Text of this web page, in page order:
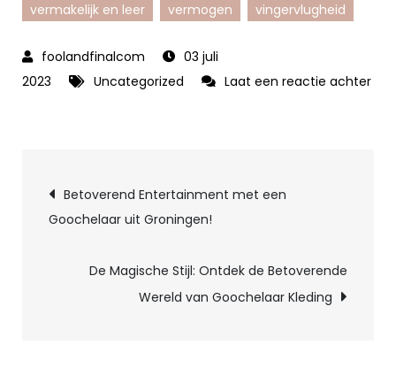
vermakelijk en leer
vermogen vingervlugheid
03 juli
2023
Uncategorized
Laat een reactie achter
Goochelaar
Jordi:
Berichtnavigatie
Betoverend Entertainment met een
Goochelaar uit Groningen!
De Magische Stijl: Ontdek de Betoverende
Wereld van Goochelaar Kleding